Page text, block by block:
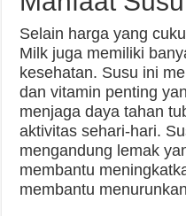
Selain harga yang
Milk juga memiliki
kesehatan. Susu ini
dan vitamin penting
menjaga daya tahan
aktivitas sehari-hari.
mengandung lemak
membantu
membantu